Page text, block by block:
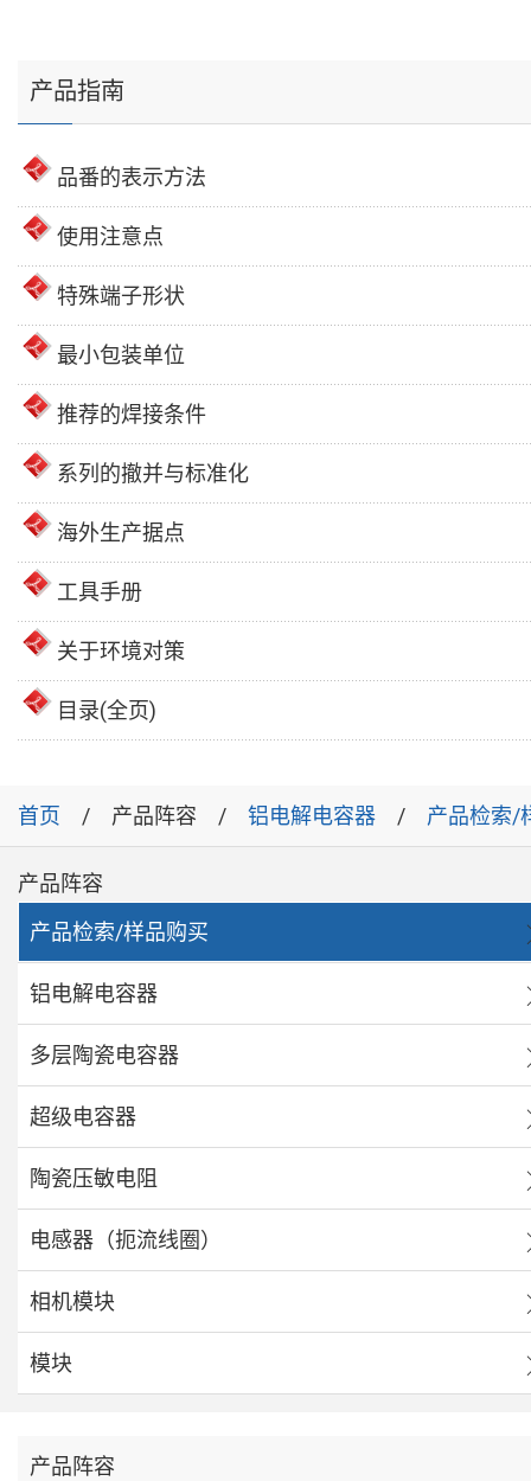
产品指南
品番的表示方法
使用注意点
特殊端子形状
最小包装单位
推荐的焊接条件
系列的撤并与标准化
海外生产据点
工具手册
关于环境对策
目录(全页)
首页 产品阵容 铝电解电容器 产品检索/
产品阵容
产品检索/样品购买
铝电解电容器
多层陶瓷电容器
超级电容器
陶瓷压敏电阻
电感器（扼流线圈）
相机模块
模块
产品阵容